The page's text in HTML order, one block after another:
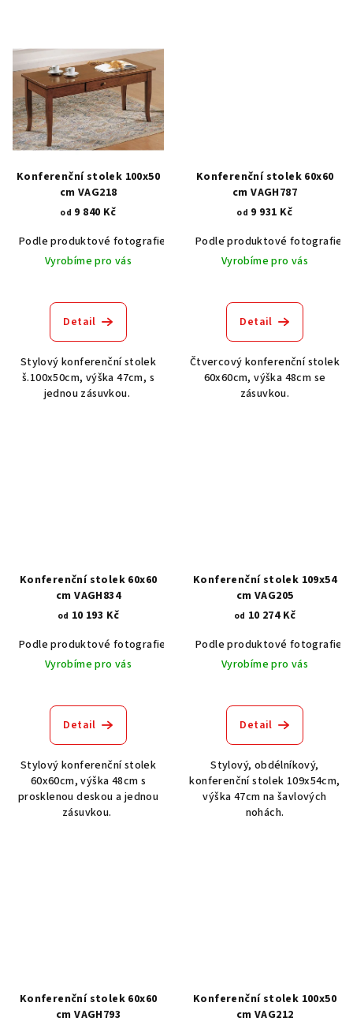
Konferenční stolek 100x50
cm VAG218
od 9 840 Kč
Podle produktové fotografie
Akát vintage BT1551
Dub světlý
Vyrobíme pro vás
Detail
Stylový konferenční stolek
š.100x50cm, výška 47cm, s
jednou zásuvkou.
Konferenční stolek 60x60
cm VAGH787
od 9 931 Kč
Podle produktové fotografie
Vyrobíme pro vás
Detail
Čtvercový konferenční stolek
60x60cm, výška 48cm se
zásuvkou.
Konferenční stolek 60x60
cm VAGH834
od 10 193 Kč
Podle produktové fotografie
Akát vintage BT1551
Dub světlý
Vyrobíme pro vás
Detail
Stylový konferenční stolek
60x60cm, výška 48cm s
prosklenou deskou a jednou
zásuvkou.
Konferenční stolek 109x54
cm VAG205
od 10 274 Kč
Podle produktové fotografie
Vyrobíme pro vás
Detail
Stylový, obdélníkový,
konferenční stolek 109x54cm,
výška 47cm na šavlových
nohách.
Konferenční stolek 60x60
cm VAGH793
Konferenční stolek 100x50
cm VAG212